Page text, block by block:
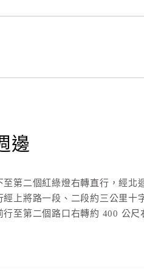
邊
至第二個紅綠燈右轉直行，經
經上將路一段、二段約三公里
至第二個路口右轉約 400 公尺